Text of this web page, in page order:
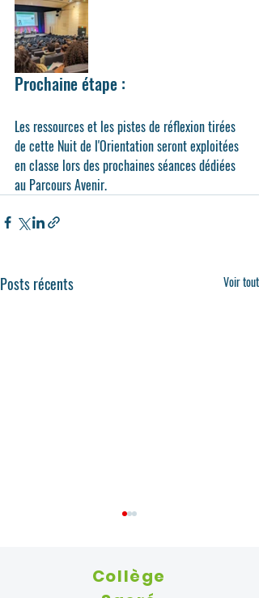
Prochaine étape :
Les ressources et les pistes de réflexion tirées
de cette Nuit de l'Orientation seront exploitées
en classe lors des prochaines séances dédiées
au Parcours Avenir.
Posts récents Voir tout
Collège